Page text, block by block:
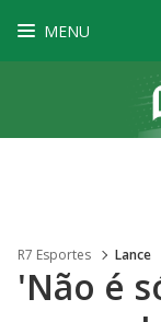
MENU
R7 Esportes Lance
'Não é